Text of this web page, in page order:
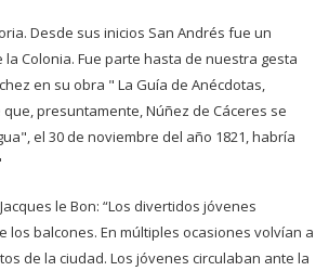
Desde sus inicios San Andrés fue un
Colonia. Fue parte hasta de nuestra gesta
en su obra " La Guía de Anécdotas,
presuntamente, Núñez de Cáceres se
el 30 de noviembre del año 1821, habría
le Bon: “Los divertidos jóvenes
balcones. En múltiples ocasiones volvían a
de la ciudad. Los jóvenes circulaban ante la